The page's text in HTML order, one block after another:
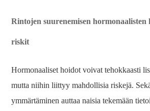
Rintojen suurenemisen hormonaalisten
riskit
Hormonaaliset hoidot voivat tehokkaasti
mutta niihin liittyy mahdollisia riskejä.
ymmärtäminen auttaa naisia ​​tekemään